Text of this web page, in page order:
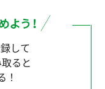
して
ると
！